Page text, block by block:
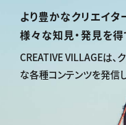
より豊かなクリエイタ
様々な知見・発見を得
CREATIVE VILLAGEは、
な各種コンテンツを発信し